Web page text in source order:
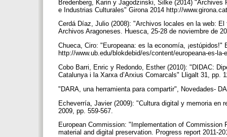
Bredenberg, Karin y Jagodzinski, Silke (2014)
e Industrias Culturales" Girona 2014 http://
Cerdá Díaz, Julio (2008): "Archivos locales en la web:
Archivos Aragoneses. Huesca, 25-28 de noviembre de
Chueca, Ciro: "Europeana: es la economía, ¡estúpidos!"
http://www.ub.edu/blokdebid/es/content/europeana-es-
Cobo Barri, Enric y Redondo, Esther (2010): "DIDAC:
Catalunya i la Xarxa d’Arxius Comarcals" Lligalt 31, pp.
"DARA, una herramienta para compartir", Novedades-
Echeverría, Javier (2009): "Cultura digital y memoria en
2009, pp. 559-567.
European Commission: "Implementation of
material and digital preservation. Progress report 2011-